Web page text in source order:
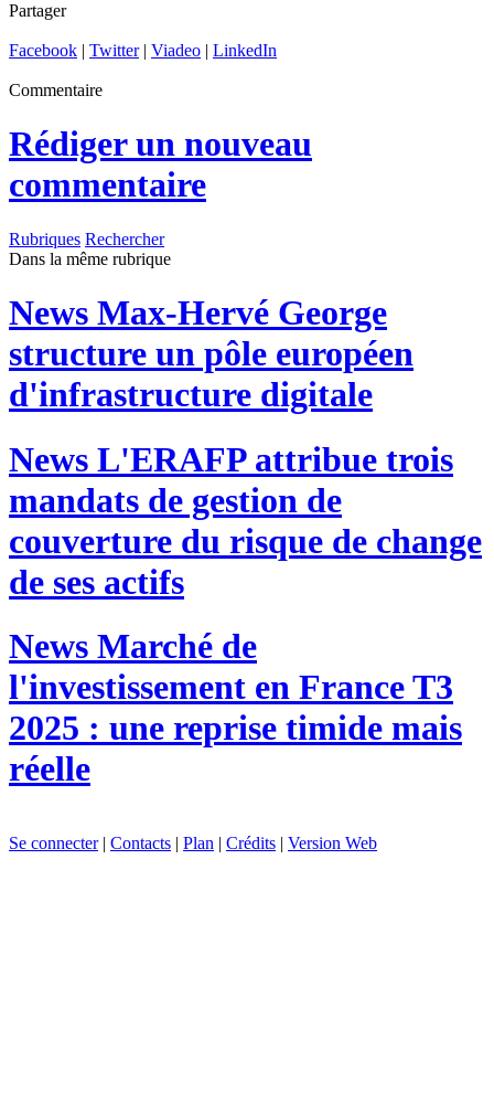
Partager
Facebook | Twitter| Viadeo | LinkedIn
Commentaire
Rédiger un nouveau
commentaire
Rubriques Rechercher
Dans la même rubrique
News Max-Hervé George
structure un pôle européen
d'infrastructure digitale
News L'ERAFP attribue trois
mandats de gestion de
couverture du risque de change
de ses actifs
News Marché de
l'investissement en France T3
2025 : une reprise timide mais
réelle
Se connecter| Contacts | Plan | Crédits | Version Web